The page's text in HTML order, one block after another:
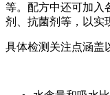
等。配方中还可加入
剂、抗菌剂等，以实
具体检测关注点涵盖